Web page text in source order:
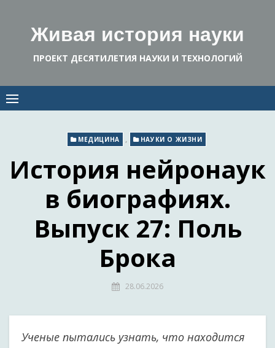
contentЖивая история науки
ПРОЕКТ ДЕСЯТИЛЕТИЯ НАУКИ И ТЕХНОЛОГИЙ
МЕДИЦИНА , НАУКИ О ЖИЗНИ
История нейронаук
в биографиях.
Выпуск 27: Поль
Брока
28.06.2026
Ученые пытались узнать, что находится